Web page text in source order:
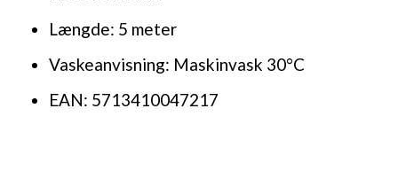
Længde: 5 meter
Vaskeanvisning: Maskinvask 30°C
EAN: 5713410047217